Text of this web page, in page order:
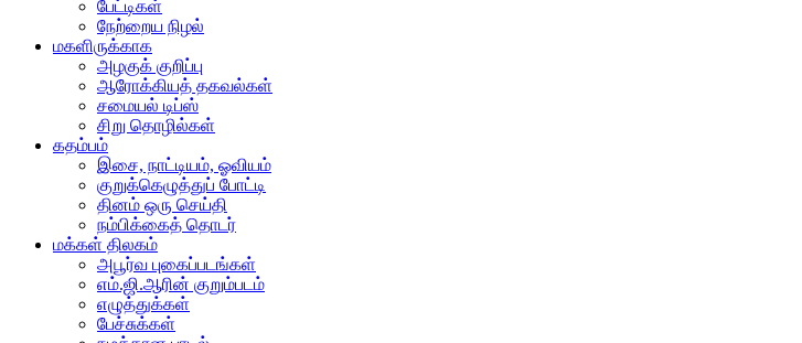
பேட்டிகள்
நேற்றைய நிழல்
மகளிருக்காக
அழகுக் குறிப்பு
ஆரோக்கியத் தகவல்கள்
சமையல் டிப்ஸ்
சிறு தொழில்கள்
கதம்பம்
இசை, நாட்டியம், ஓவியம்
குறுக்கெழுத்துப் போட்டி
தினம் ஒரு செய்தி
நம்பிக்கைத் தொடர்
மக்கள் திலகம்
அபூர்வ புகைப்படங்கள்
எம்.ஜி.ஆரின் குறும்படம்
எழுத்துக்கள்
பேச்சுக்கள்